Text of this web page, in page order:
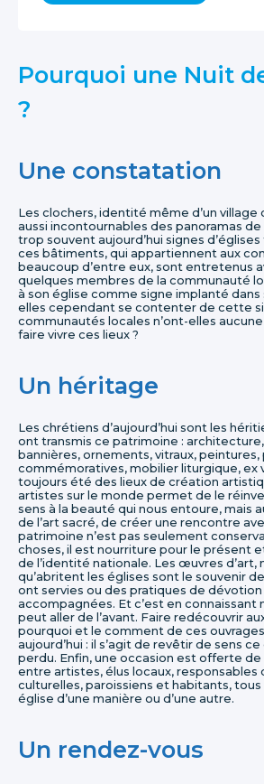
Pourquoi une Nuit
?
Une constatation
Les clochers, identité même d’un village
aussi incontournables des panoramas
trop souvent aujourd’hui signes
ces bâtiments, qui appartiennent aux
beaucoup d’entre eux, sont entretenus
quelques membres de la communauté
à son église comme signe implanté
elles cependant se contenter de cette
communautés locales n’ont-elles
faire vivre ces lieux ?
Un héritage
Les chrétiens d’aujourd’hui sont les
ont transmis ce patrimoine :
bannières, ornements, vitraux, peintures,
commémoratives, mobilier liturgique, ex
toujours été des lieux de création
artistes sur le monde permet de le
sens à la beauté qui nous entoure, mais
de l’art sacré, de créer une rencontre
patrimoine n’est pas seulement
choses, il est nourriture pour le présent
de l’identité nationale. Les œuvres
qu’abritent les églises sont le souvenir
ont servies ou des pratiques de dévotion
accompagnées. Et c’est en connaissant
peut aller de l’avant. Faire redécouvrir
pourquoi et le comment de ces
aujourd’hui : il s’agit de revêtir de sens
perdu. Enfin, une occasion est offerte
entre artistes, élus locaux, responsables
culturelles, paroissiens et habitants,
église d’une manière ou d’une autre.
Un rendez-vous